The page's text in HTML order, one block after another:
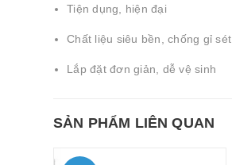
Tiện dụng, hiện đại
Chất liệu siêu bền, chống gỉ sét
Lắp đặt đơn giản, dễ vệ sinh
SẢN PHẨM LIÊN QUAN